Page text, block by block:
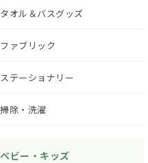
タオル＆バスグッズ
ファブリック
ステーショナリー
掃除・洗濯
ベビー・キッズ